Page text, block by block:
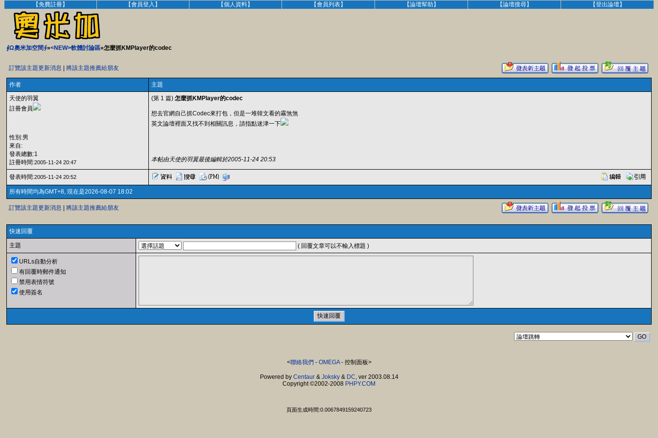
【免費註冊】 【會員登入】 【個人資料】 【會員列表】 【論壇幫助】 【論壇搜尋】 【登出論壇】
∮Ω奧米加空間∮»<NEW>軟體討論區»怎麼抓KMPlayer的codec
訂覽該主題更新消息 將該主題推薦給朋友
作者
主題
天使的羽翼
註冊會員
性別:男
來自:
發表總數:1
註冊時間:2005-11-24 20:47
(第 1 篇) 怎麼抓KMPlayer的codec
想去官網自己抓Codec來打包，但是一堆韓文看的霧煞煞
英文論壇裡面又找不到相關訊息，請指點迷津一下
本帖由天使的羽翼最後編輯於2005-11-24 20:53
發表時間:2005-11-24 20:52
所有時間均為GMT+8, 現在是2026-08-07 18:02
訂覽該主題更新消息 將該主題推薦給朋友
快速回覆
主題 ( 回覆文章可以不輸入標題 )
URLs自動分析
有回覆時郵件通知
禁用表情符號
使用簽名
<聯絡我們 - OMEGA- 控制面板>
Powered by Centaur& Joksky& DC, ver 2003.08.14
Copyright ©2002-2008 PHPY.COM
頁面生成時間:0.0067849159240723